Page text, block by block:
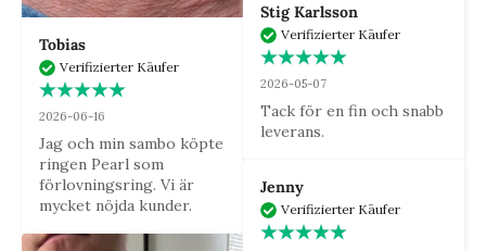
Tobias
Verifizierter Käufer
2026-06-16
Jag och min sambo köpte
ringen Pearl som
förlovningsring. Vi är
mycket nöjda kunder.
Stig Karlsson
Verifizierter Käufer
2026-05-07
Tack för en fin och snabb
leverans.
Jenny
Verifizierter Käufer